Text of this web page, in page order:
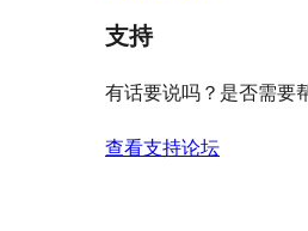
价
评
星
价
支持
有话要说吗？是否需要
查看支持论坛